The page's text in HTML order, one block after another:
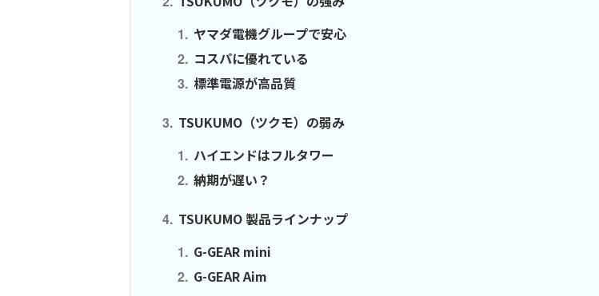
ヤマダ電機グループで安心
コスパに優れている
標準電源が高品質
TSUKUMO（ツクモ）の弱み
ハイエンドはフルタワー
納期が遅い？
TSUKUMO 製品ラインナップ
G-GEAR mini
G-GEAR Aim